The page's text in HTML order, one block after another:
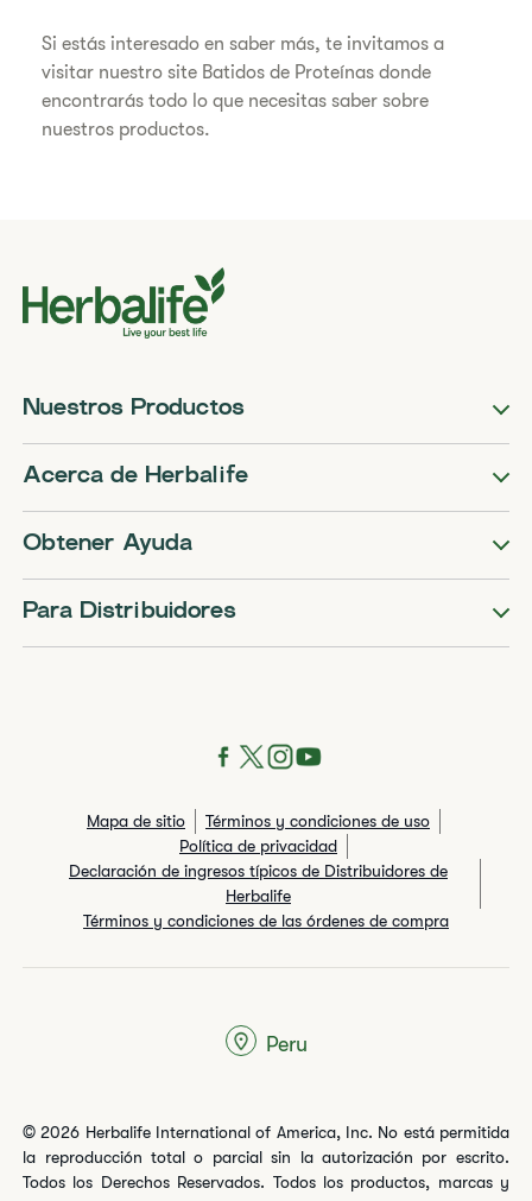
Si estás interesado en saber más, te invitamos a
visitar nuestro site Batidos de Proteínas donde
encontrarás todo lo que necesitas saber sobre
nuestros productos.
Nuestros Productos
Acerca de Herbalife
Obtener Ayuda
Para Distribuidores
Mapa de sitio
Términos y condiciones de uso
Política de privacidad
Declaración de ingresos típicos de Distribuidores de
Herbalife
Términos y condiciones de las órdenes de compra
© 2026 Herbalife International of America, Inc. No está permitida
la reproducción total o parcial sin la autorización por escrito.
Todos los Derechos Reservados. Todos los productos, marcas y
Peru